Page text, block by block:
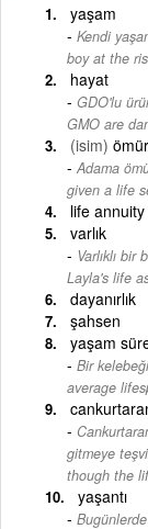
yaşam
Kendi
boy at the
hayat
GDO'lu
GMO are
(isim) ömür
Adama
given a life
life annuity
varlık
Varlıklı bir
Layla's life
dayanırlık
şahsen
yaşam
Bir
average
gitmeye
though the
yaşantı